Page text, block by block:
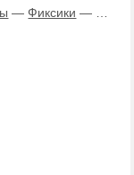
— Фиксики —